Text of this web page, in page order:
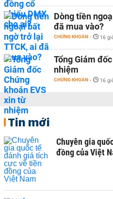
Dòng tiền
đã mua vào?
CHỨNG KHOÁN - 16
Tổng Giám
nhiệm
CHỨNG KHOÁN - 16
Tin mới
Chuyên gia
đồng của Việt